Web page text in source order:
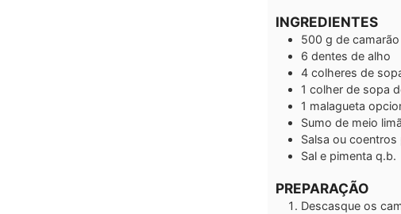
INGREDIENTES
500 g de
6 dentes de alho
4 colheres de
1 colher de sopa
1 malagueta
Sumo de meio
Salsa ou
Sal e pimenta q.b.
PREPARAÇÃO
Descasque os